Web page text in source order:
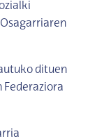
dituen
Federaziora